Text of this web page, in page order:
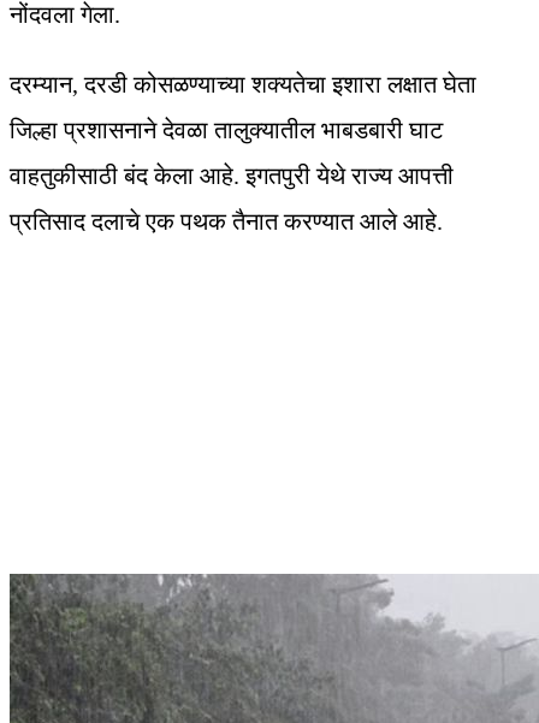
नोंदवला गेला.
दरम्यान, दरडी कोसळण्याच्या शक्यतेचा इशारा लक्षात घेता
जिल्हा प्रशासनाने देवळा तालुक्यातील भाबडबारी घाट
वाहतुकीसाठी बंद केला आहे. इगतपुरी येथे राज्य आपत्ती
प्रतिसाद दलाचे एक पथक तैनात करण्यात आले आहे.